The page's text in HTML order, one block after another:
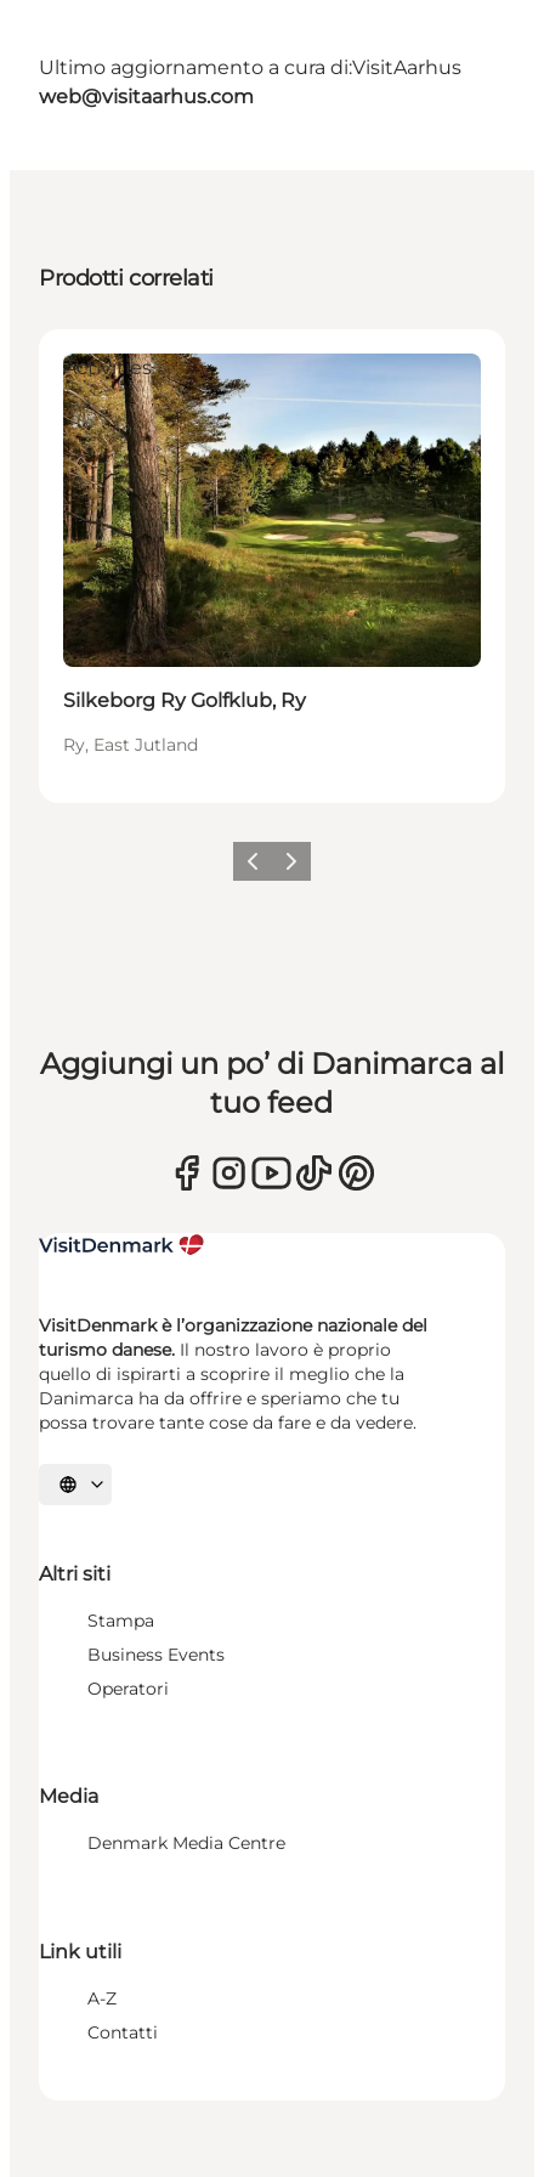
Ultimo aggiornamento a cura di:VisitAarhus
web@visitaarhus.com
Prodotti correlati
Activities
Silkeborg Ry Golfklub, Ry
Ry, East Jutland
Precedente
Avanti
Aggiungi un po’ di Danimarca al
tuo feed
VisitDenmark è l’organizzazione nazionale del
turismo danese. Il nostro lavoro è proprio
quello di ispirarti a scoprire il meglio che la
Danimarca ha da offrire e speriamo che tu
possa trovare tante cose da fare e da vedere.
Seleziona la lingua
Altri siti
Stampa
Business Events
Operatori
Media
Denmark Media Centre
Link utili
A-Z
Contatti